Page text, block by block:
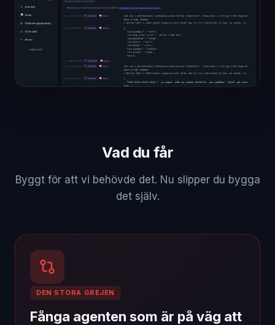
Vad du får
Byggt för att vi behövde det. Nu slipper du bygga
det själv.
DEN STORA GREJEN
Fånga agenten som är på väg att